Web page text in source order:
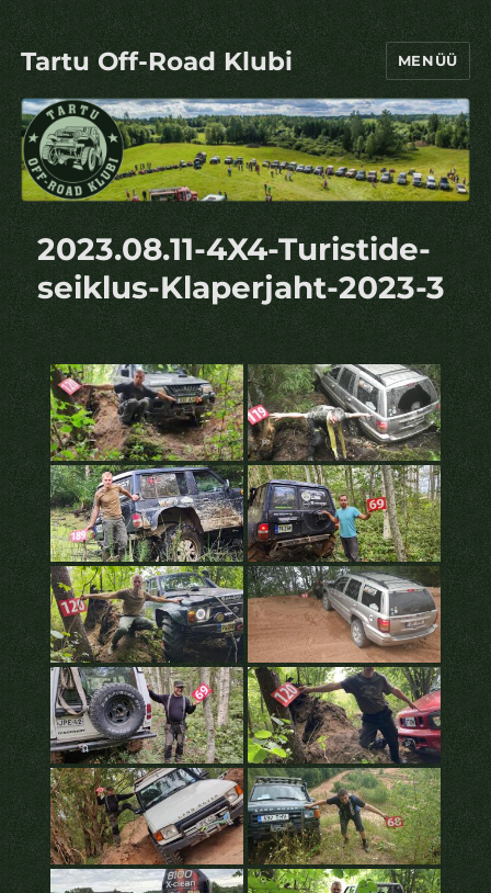
Tartu Off-Road Klubi MENÜÜ
2023.08.11-4X4-Turistide-
seiklus-Klaperjaht-2023-3